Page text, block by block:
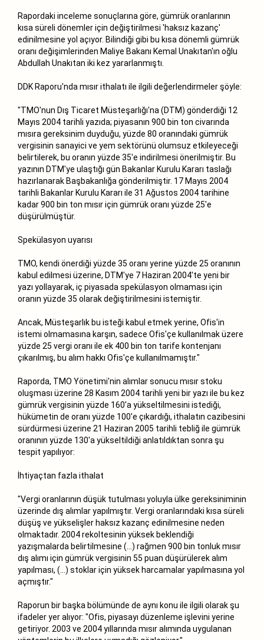
Rapordaki inceleme sonuçlarına göre, gümrük oranlarının
kısa süreli dönemler için değiştirilmesi 'haksız kazanç'
edinilmesine yol açıyor. Bilindiği gibi bu kısa dönemli gümrük
oranı değişimlerinden Maliye Bakanı Kemal Unakıtan'ın oğlu
Abdullah Unakıtan iki kez yararlanmıştı.
DDK Raporu'nda mısır ithalatı ile ilgili değerlendirmeler şöyle:
"TMO'nun Dış Ticaret Müsteşarlığı'na (DTM) gönderdiği 12
Mayıs 2004 tarihli yazıda; piyasanın 900 bin ton civarında
mısıra gereksinim duyduğu, yüzde 80 oranındaki gümrük
vergisinin sanayici ve yem sektörünü olumsuz etkileyeceği
belirtilerek, bu oranın yüzde 35'e indirilmesi önerilmiştir. Bu
yazının DTM'ye ulaştığı gün Bakanlar Kurulu Kararı taslağı
hazırlanarak Başbakanlığa gönderilmiştir. 17 Mayıs 2004
tarihli Bakanlar Kurulu Kararı ile 31 Ağustos 2004 tarihine
kadar 900 bin ton mısır için gümrük oranı yüzde 25'e
düşürülmüştür.
Spekülasyon uyarısı
TMO, kendi önerdiği yüzde 35 oranı yerine yüzde 25 oranının
kabul edilmesi üzerine, DTM'ye 7 Haziran 2004'te yeni bir
yazı yollayarak, iç piyasada spekülasyon olmaması için
oranın yüzde 35 olarak değiştirilmesini istemiştir.
Ancak, Müsteşarlık bu isteği kabul etmek yerine, Ofis'in
istemi olmamasına karşın, sadece Ofis'çe kullanılmak üzere
yüzde 25 vergi oranı ile ek 400 bin ton tarife kontenjanı
çıkarılmış, bu alım hakkı Ofis'çe kullanılmamıştır."
Raporda, TMO Yönetimi'nin alımlar sonucu mısır stoku
oluşması üzerine 28 Kasım 2004 tarihli yeni bir yazı ile bu kez
gümrük vergisinin yüzde 160'a yükseltilmesini istediği,
hükümetin de oranı yüzde 100'e çıkardığı, ithalatın cazibesini
sürdürmesi üzerine 21 Haziran 2005 tarihli tebliğ ile gümrük
oranının yüzde 130'a yükseltildiği anlatıldıktan sonra şu
tespit yapılıyor:
İhtiyaçtan fazla ithalat
"Vergi oranlarının düşük tutulması yoluyla ülke gereksiniminin
üzerinde dış alımlar yapılmıştır. Vergi oranlarındaki kısa süreli
düşüş ve yükselişler haksız kazanç edinilmesine neden
olmaktadır. 2004 rekoltesinin yüksek beklendiği
yazışmalarda belirtilmesine (...) rağmen 900 bin tonluk mısır
dış alımı için gümrük vergisinin 55 puan düşürülerek alım
yapılması, (...) stoklar için yüksek harcamalar yapılmasına yol
açmıştır."
Raporun bir başka bölümünde de aynı konu ile ilgili olarak şu
ifadeler yer alıyor: "Ofis, piyasayı düzenleme işlevini yerine
getiriyor. 2003 ve 2004 yıllarında mısır alımında uygulanan